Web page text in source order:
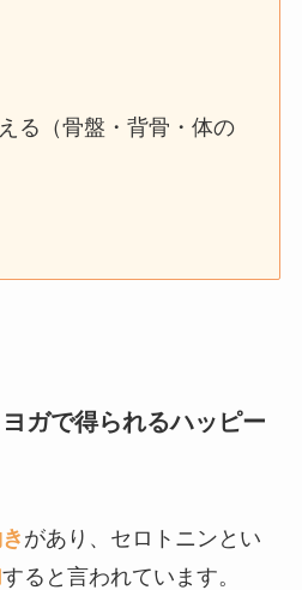
る（骨盤・背骨・体の
ガで得られるハッピー
があり、セロトニンとい
すると言われています。